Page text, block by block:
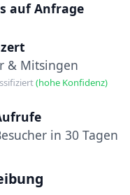
auf Anfrage
& Mitsingen
(hohe Konfidenz)
in 30 Tagen